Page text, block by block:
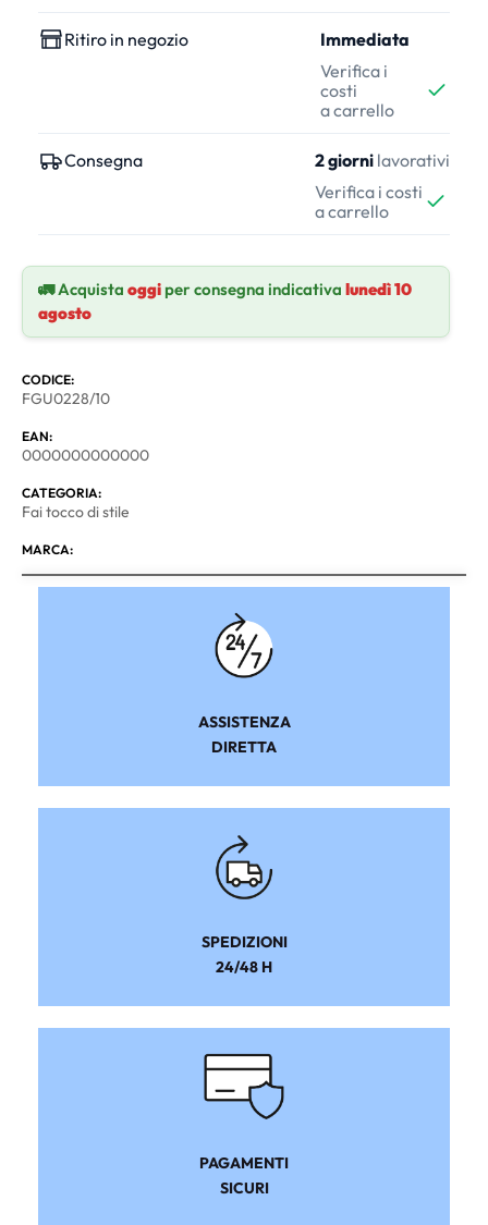
Ritiro in negozio
Immediata
Verifica i
costi
a carrello
Consegna 2 giorni lavorativi
Verifica i costi
a carrello
🚛 Acquista oggiper consegna indicativa lunedì 10
agosto
CODICE:
FGU0228/10
EAN:
0000000000000
CATEGORIA:
Fai tocco di stile
MARCA:
ASSISTENZA
DIRETTA
SPEDIZIONI
24/48 H
PAGAMENTI
SICURI